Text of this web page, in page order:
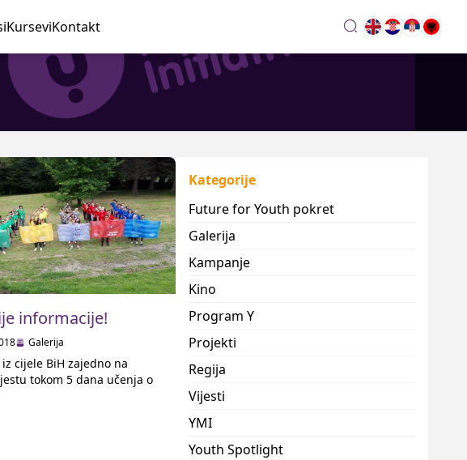
KurseviKontakt search
informacije!
Galerija
cijele BiH zajedno na
tokom 5 dana učenja o
Kategorije
Future for Youth pokret
Galerija
Kampanje
Kino
Program Y
Projekti
Regija
Vijesti
YMI
Youth Spotlight